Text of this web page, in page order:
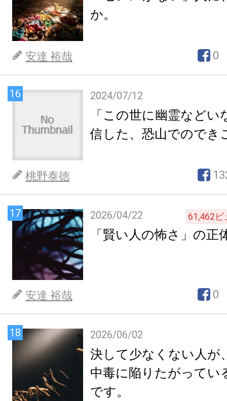
か。
安達 裕哉 0
16 2024/07/12
「この世に幽霊など
信した、恐山でのでき
桃野泰徳
17 2026/04/22 61,462ビ
「賢い人の怖さ」の正
安達 裕哉 0
18 2026/06/02
決して少なくない人が
中毒に陥りたがってい
です。